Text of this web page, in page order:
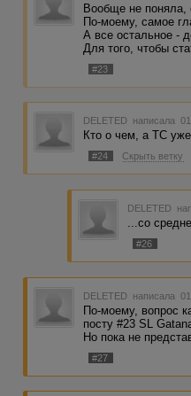
Вообще не поняла,
По-моему, самое
А все остальное -
Для того, чтобы
#23
DELETED написала
Кто о чем, а ТС
#24 Скрыть ветку
DELETED
...со
#26
DELETED написала
По-моему, вопрос
посту #23 SL
Но пока не
#27